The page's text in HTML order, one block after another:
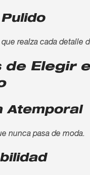
realza cada detalle
de Elegir
Atemporal
nunca pasa de moda.